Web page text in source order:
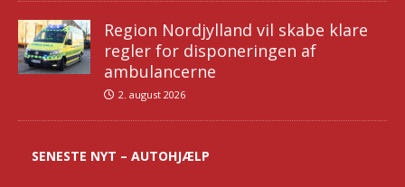
Region Nordjylland vil skabe klare
regler for disponeringen af
ambulancerne
2. august 2026
SENESTE NYT – AUTOHJÆLP